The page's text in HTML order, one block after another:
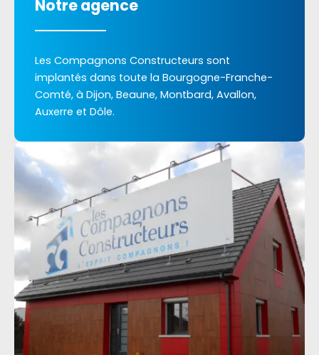
Notre agence
Les Compagnons Constructeurs sont
implantés dans toute la Bourgogne-Franche-
Comté, à Dijon, Beaune, Montbard, Avallon,
Auxerre et Dôle.